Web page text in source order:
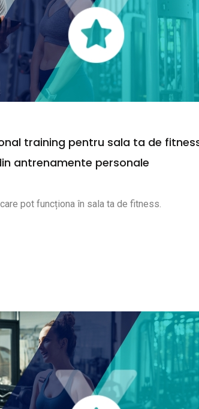
training pentru sala ta de
antrenamente personale
pot funcționa în sala ta de fitness.